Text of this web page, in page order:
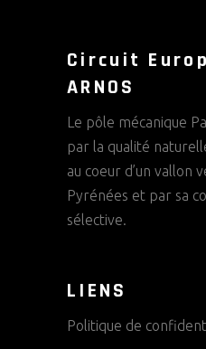
Circuit
ARNOS
Le pôle mécanique
par la qualité
au coeur d’un vallon
Pyrénées et par sa
sélective.
LIENS
Politique de